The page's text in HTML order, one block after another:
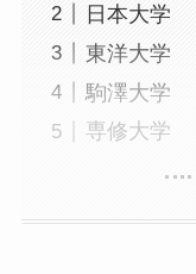
日本大学
東洋大学
駒澤大学
専修大学